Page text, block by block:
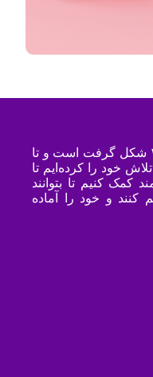
داستان پرهوم در اردیبهشت ۱۳۹۴ شکل گرفت است و تا
خود را کرده‌ایم تا
کمک کنیم تا بتوانند
کنند و خود را آماده